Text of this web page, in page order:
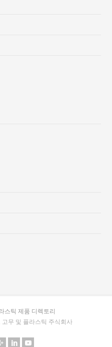
스틱 제품 디렉토리
무 및 플라스틱 주식회사